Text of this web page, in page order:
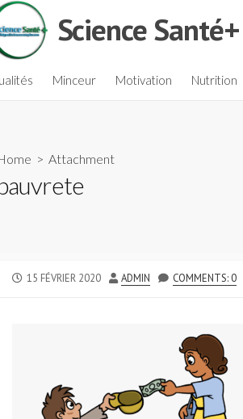
Science Santé+
Minceur Motivation Nutrition
> Attachment
PUBLISHED
15 FÉVRIER 2020 AUTHOR
ADMIN COMMENTS: 0